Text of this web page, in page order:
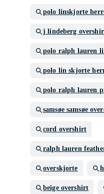
polo linskjorte
j lindeberg
polo ralph lauren
polo lin skjorte
polo ralph lauren
samsøe samsøe
cord overshirt
ralph lauren
overskjorte
beige overshirt